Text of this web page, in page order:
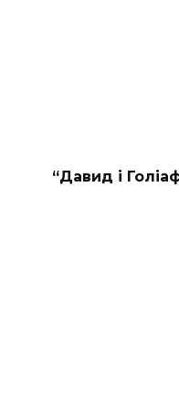
“Давид і